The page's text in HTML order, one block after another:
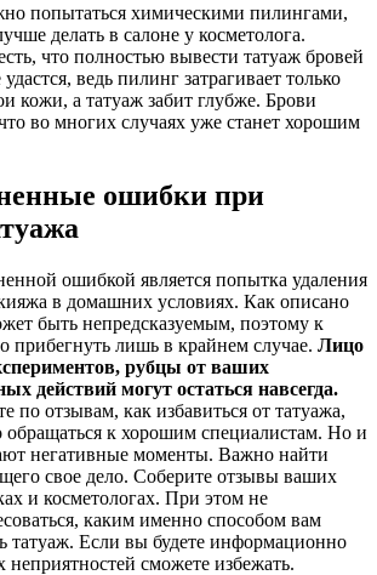
попытаться химическими пилингами,
делать в салоне у косметолога.
что полностью вывести татуаж бровей
ведь пилинг затрагивает только
кожи, а татуаж забит глубже. Брови
во многих случаях уже станет хорошим
ошибки при
ошибкой является попытка удаления
в домашних условиях. Как описано
быть непредсказуемым, поэтому к
прибегнуть лишь в крайнем случае. Лицо
рубцы от ваших
действий могут остаться навсегда.
по отзывам, как избавиться от татуажа,
обращаться к хорошим специалистам. Но и
негативные моменты. Важно найти
свое дело. Соберите отзывы ваших
и косметологах. При этом не
каким именно способом вам
татуаж. Если вы будете информационно
сможете избежать.